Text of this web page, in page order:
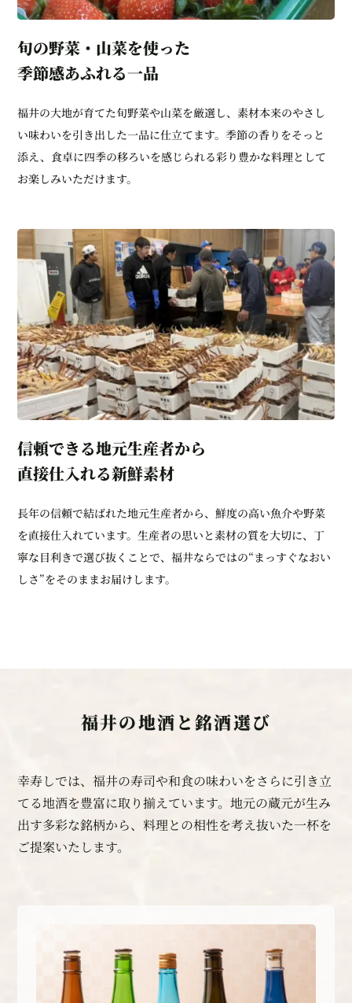
旬の野菜・山菜を使った
季節感あふれる一品
福井の大地が育てた旬野菜や山菜を厳選し、素材本来のやさし
い味わいを引き出した一品に仕立てます。季節の香りをそっと
添え、食卓に四季の移ろいを感じられる彩り豊かな料理として
お楽しみいただけます。
信頼できる地元生産者から
直接仕入れる新鮮素材
長年の信頼で結ばれた地元生産者から、鮮度の高い魚介や野菜
を直接仕入れています。生産者の思いと素材の質を大切に、丁
寧な目利きで選び抜くことで、福井ならではの“まっすぐなおい
しさ”をそのままお届けします。
福井の地酒と銘酒選び
幸寿しでは、福井の寿司や和食の味わいをさらに引き立
てる地酒を豊富に取り揃えています。地元の蔵元が生み
出す多彩な銘柄から、料理との相性を考え抜いた一杯を
ご提案いたします。